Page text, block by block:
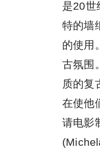
是20世
特的墙
的使用
古氛围
质的复
在使他
请电影